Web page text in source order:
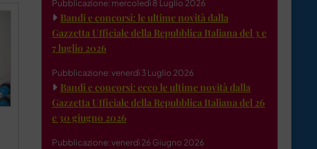
Pubblicazione: mercoledì 8 Luglio 2026
Bandi e concorsi: le ultime novità dalla
Gazzetta Ufficiale della Repubblica Italiana del 3 e
7 luglio 2026
Pubblicazione: venerdì 3 Luglio 2026
Bandi e concorsi: ecco le ultime novità dalla
Gazzetta Ufficiale della Repubblica Italiana del 26
e 30 giugno 2026
Pubblicazione: venerdì 26 Giugno 2026